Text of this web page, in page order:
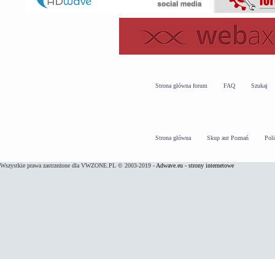
Strona główna forum FAQ Szukaj
Strona główna Skup aut Poznań
Wszystkie prawa zastrzeżone dla VWZONE.PL © 2003-2019 - Adwave.eu - strony internetowe